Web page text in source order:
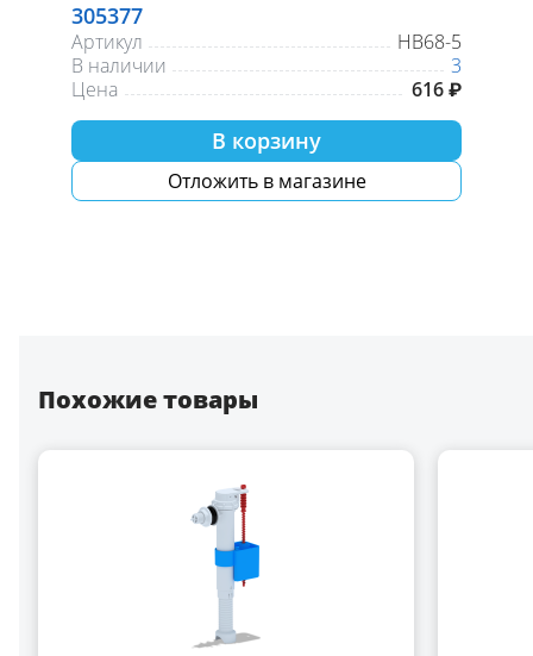
305377
Артикул
HB68-5
В наличии
3
Цена
616 ₽
В корзину
Отложить в магазине
Похожие товары